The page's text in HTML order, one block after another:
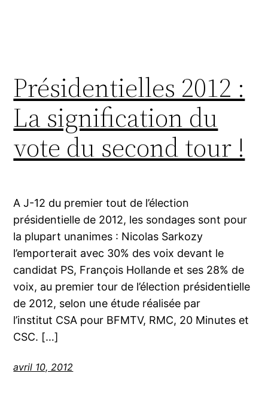
Présidentielles 2012 :
La signification du
vote du second tour !
A J-12 du premier tout de l’élection
présidentielle de 2012, les sondages sont pour
la plupart unanimes : Nicolas Sarkozy
l’emporterait avec 30% des voix devant le
candidat PS, François Hollande et ses 28% de
voix, au premier tour de l’élection présidentielle
de 2012, selon une étude réalisée par
l’institut CSA pour BFMTV, RMC, 20 Minutes et
CSC. […]
avril 10, 2012